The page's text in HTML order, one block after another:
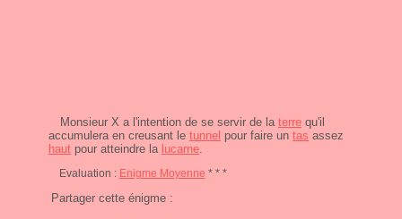
Monsieur X a l'intention de se servir de la terre qu'il
accumulera en creusant le tunnel pour faire un tas assez
haut pour atteindre la lucarne
Evaluation : Enigme Moyenne * * *
Partager cette énigme :